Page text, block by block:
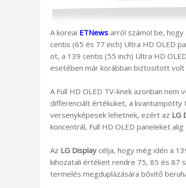
A koreai ETNews arról számol be, hogy
centis (65 és 77 inch) Ultra HD OLED
ot, a 139 centis (55 inch) Ultra HD
esetében már korábban biztosított volt
A Full HD OLED TV-knek azonban
differenciált értéküket, a kvantumpötty
versenyképesek lehetnek, ezért az LG
koncentrál, Full HD OLED paneleket alig
Az LG Display célja, hogy még idén a
kihozatali értékeit rendre 75, 85 és 87
termelés megduplázására bővítő